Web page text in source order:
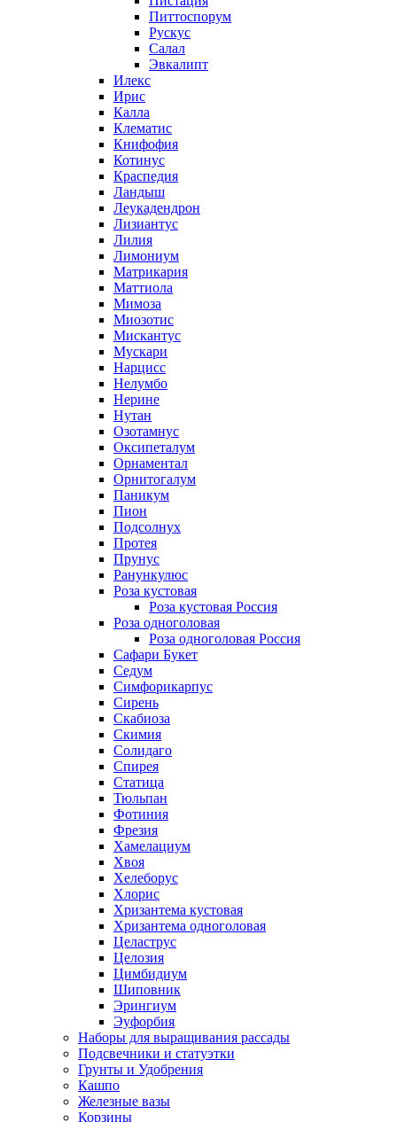
Питтоспорум
Рускус
Салал
Эвкалипт
Илекс
Ирис
Калла
Клематис
Книфофия
Котинус
Краспедия
Ландыш
Леукадендрон
Лизиантус
Лилия
Лимониум
Матрикария
Маттиола
Мимоза
Миозотис
Мискантус
Мускари
Нарцисс
Нелумбо
Нерине
Нутан
Озотамнус
Оксипеталум
Орнаментал
Орнитогалум
Паникум
Пион
Подсолнух
Протея
Прунус
Ранункулюс
Роза кустовая
Роза кустовая Россия
Роза одноголовая
Роза одноголовая Россия
Сафари Букет
Седум
Симфорикарпус
Сирень
Скабиоза
Скимия
Солидаго
Спирея
Статица
Тюльпан
Фотиния
Фрезия
Хамелациум
Хвоя
Хелеборус
Хлорис
Хризантема кустовая
Хризантема одноголовая
Целаструс
Целозия
Цимбидиум
Шиповник
Эрингиум
Эуфорбия
Наборы для выращивания рассады
Подсвечники и статуэтки
Грунты и Удобрения
Кашпо
Железные вазы
Корзины